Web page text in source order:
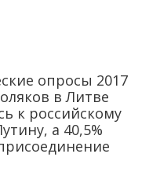
опросы 2017
в Литве
к российскому
а 40,5%